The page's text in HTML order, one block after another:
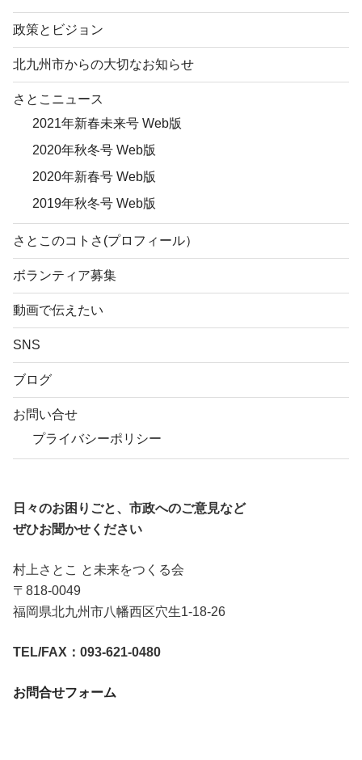
政策とビジョン
北九州市からの大切なお知らせ
さとこニュース
2021年新春未来号 Web版
2020年秋冬号 Web版
2020年新春号 Web版
2019年秋冬号 Web版
さとこのコトさ(プロフィール）
ボランティア募集
動画で伝えたい
SNS
ブログ
お問い合せ
プライバシーポリシー
日々のお困りごと、市政へのご意見など
ぜひお聞かせください
村上さとこ と未来をつくる会
〒818-0049
福岡県北九州市八幡西区穴生1-18-26
TEL/FAX：093-621-0480
お問合せフォーム